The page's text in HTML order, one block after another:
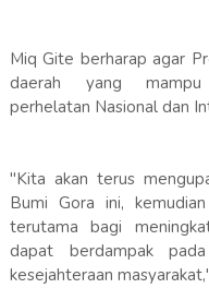
Miq Gite berharap agar
daerah yang mampu
perhelatan Nasional dan
"Kita akan terus
Bumi Gora ini,
terutama bagi
dapat berdampak
kesejahteraan